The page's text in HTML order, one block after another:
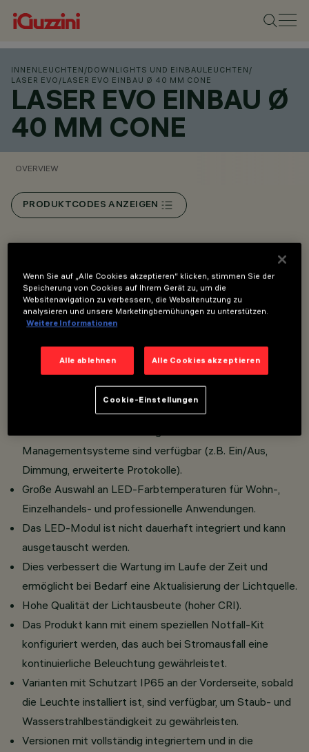
INNENLEUCHTEN /DOWNLIGHTS UND EINBAULEUCHTEN /
LASER EVO /LASER EVO EINBAU Ø 40 MM CONE
LASER EVO EINBAU Ø
40 MM CONE
OVERVIEW
PRODUKTCODES ANZEIGEN
Overview
Cone-Version: gekennzeichnet durch ein Raster mit
konischer Geometrie, das die Steuerung des
homogene Lichtverteilung gewährleistet.
Die Leuchte kann in der Standardversion mit Rahmen
speziellen Zubehörs installiert werden.
Managementsysteme sind verfügbar (z.B. Ein/Aus,
Dimmung, erweiterte Protokolle).
Große Auswahl an LED-Farbtemperaturen für Wohn-,
Einzelhandels- und professionelle Anwendungen.
Das LED-Modul ist nicht dauerhaft integriert und kann
ausgetauscht werden.
Dies verbessert die Wartung im Laufe der Zeit und
ermöglicht bei Bedarf eine Aktualisierung der Lichtquelle.
Hohe Qualität der Lichtausbeute (hoher CRI).
Das Produkt kann mit einem speziellen Notfall-Kit
konfiguriert werden, das auch bei Stromausfall eine
kontinuierliche Beleuchtung gewährleistet.
Varianten mit Schutzart IP65 an der Vorderseite, sobald
die Leuchte installiert ist, sind verfügbar, um Staub- und
Wasserstrahlbeständigkeit zu gewährleisten.
Versionen mit vollständig integriertem und in die
Wenn Sie auf „Alle Cookies akzeptieren“ klicken, stimmen Sie der
Speicherung von Cookies auf Ihrem Gerät zu, um die
Websitenavigation zu verbessern, die Websitenutzung zu
analysieren und unsere Marketingbemühungen zu unterstützen.
Weitere Informationen
Alle ablehnen Alle Cookies akzeptieren
Cookie-Einstellungen